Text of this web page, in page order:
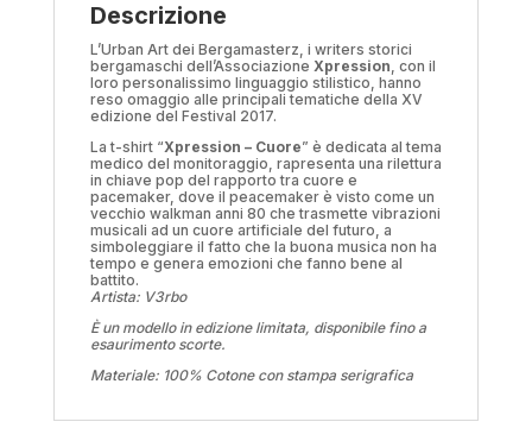
Descrizione
L’Urban Art dei Bergamasterz, i writers storici
bergamaschi dell’Associazione Xpression, con il
loro personalissimo linguaggio stilistico, hanno
reso omaggio alle principali tematiche della XV
edizione del Festival 2017.
La t-shirt “Xpression – Cuore” è dedicata al tema
medico del monitoraggio, rapresenta una rilettura
in chiave pop del rapporto tra cuore e
pacemaker, dove il peacemaker è visto come un
vecchio walkman anni 80 che trasmette vibrazioni
musicali ad un cuore artificiale del futuro, a
simboleggiare il fatto che la buona musica non ha
tempo e genera emozioni che fanno bene al
battito.
Artista: V3rbo
È un modello in edizione limitata, disponibile fino a
esaurimento scorte.
Materiale: 100% Cotone con stampa serigrafica